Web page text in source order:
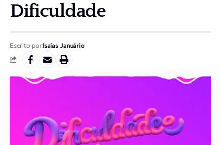
Dificuldade
Escrito por:Isaías Januário